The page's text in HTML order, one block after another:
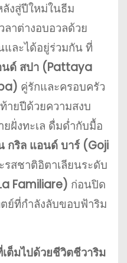
งสู่ปีใหม่ในธีม
าต่างอบอวลด้วย
ละได้อยู่ร่วมกัน ที่
นด์ สปา (Pattaya
คู่รักและครอบครัว
ายปีด้วยความสงบ
ฝั่งทะเล ดื่มด่ำกับมื้อ
กริล แอนด์ บาร์ (Goji
รสชาติอิตาเลียนระดับ
Familiare) ก่อนปิด
ย์ที่กำลังลับขอบฟ้าริม
ต็มไปด้วยชีวิตชีวาริม